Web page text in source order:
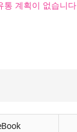
계획이 없습니다.